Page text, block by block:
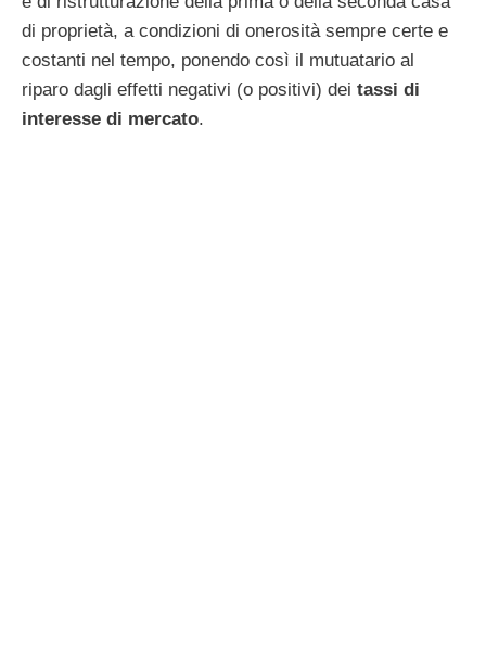
di proprietà, a condizioni di onerosità sempre certe e
costanti nel tempo, ponendo così il mutuatario al
riparo dagli effetti negativi (o positivi) dei tassi di
interesse di mercato.